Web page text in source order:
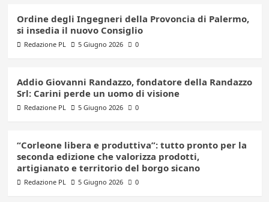
Ordine degli Ingegneri della Provoncia di Palermo,
si insedia il nuovo Consiglio
Redazione PL 5 Giugno 2026 0
Addio Giovanni Randazzo, fondatore della Randazzo
Srl: Carini perde un uomo di visione
Redazione PL 5 Giugno 2026 0
“Corleone libera e produttiva”: tutto pronto per la
seconda edizione che valorizza prodotti,
artigianato e territorio del borgo sicano
Redazione PL 5 Giugno 2026 0